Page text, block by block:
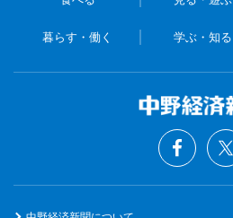
暮らす・働く 学ぶ・知る